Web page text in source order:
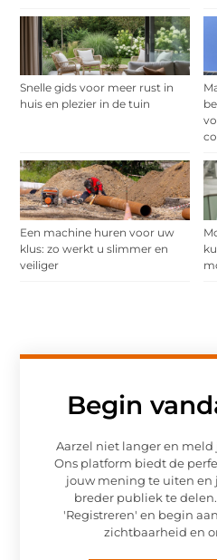
Snelle gids voor meer rust in
huis en plezier in de tuin
Een machine huren voor uw
klus: zo werkt u slimmer en
veiliger
Begin
Aarzel niet langer en meld
Ons platform biedt de
jouw mening te uiten en
breder publiek te
'Registreren' en begin
zichtbaarheid en